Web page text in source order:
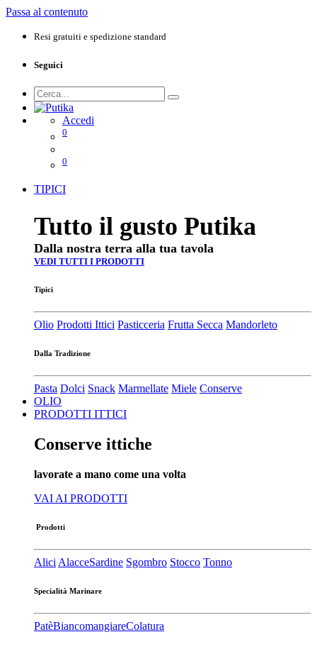
Passa al contenuto
Resi gratuiti e spedizione standard
Seguici
Accedi
0
0
TIPICI
Tutto il gusto Putika
Dalla nostra terra alla tua tavola
VEDI TUTTI I PRODOTTI
Tipici
Olio Prodotti Ittici Pasticceria Frutta Secca Mandorleto
Dalla Tradizione
Pasta Dolci Snack Marmellate Miele Conserve
OLIO
PRODOTTI ITTICI
Conserve ittiche
lavorate a mano come una volta
VAI AI PRODOTTI
Prodotti
Alici AlacceSardine Sgombro Stocco Tonno
Specialità Marinare
Patè​BiancomangiareColatura